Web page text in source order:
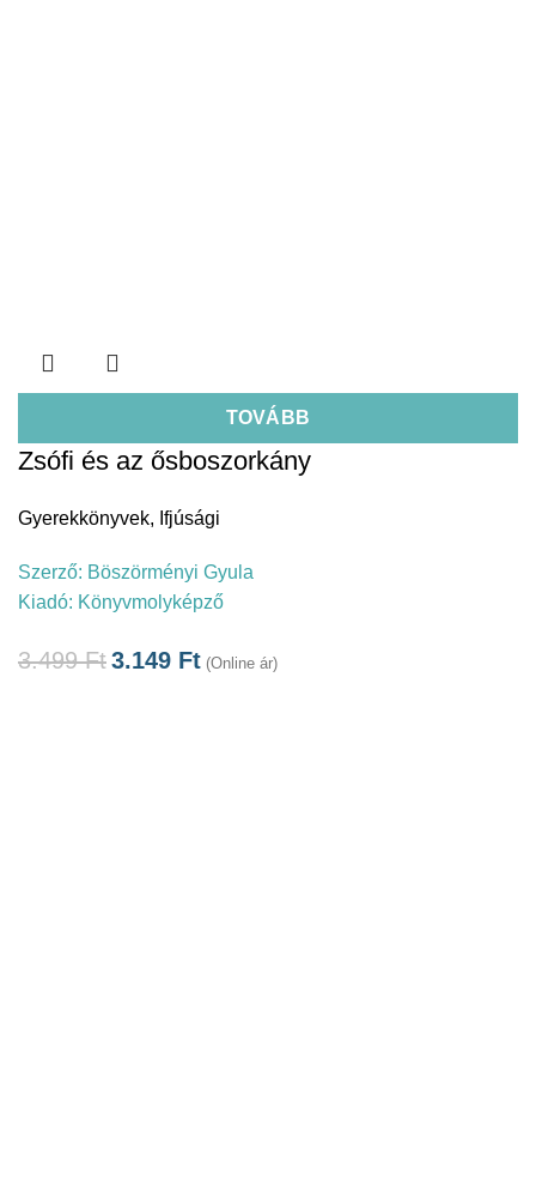
TOVÁBB
Zsófi és az ősboszorkány
Gyerekkönyvek, Ifjúsági
Szerző: Böszörményi Gyula
Kiadó: Könyvmolyképző
3.499Ft3.149 Ft (Online ár)